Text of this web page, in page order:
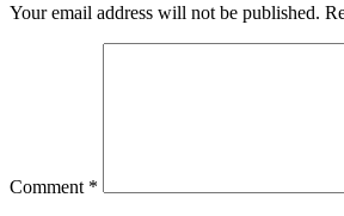
Your email address will not be published.
Comment *